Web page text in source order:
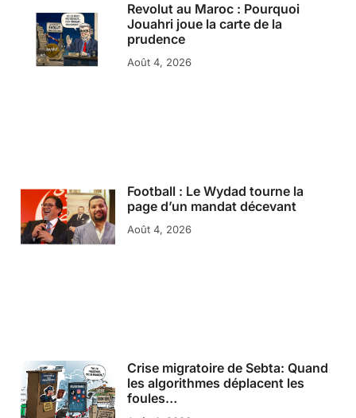
Revolut au Maroc : Pourquoi
Jouahri joue la carte de la
prudence
Août 4, 2026
Football : Le Wydad tourne la
page d’un mandat décevant
Août 4, 2026
Crise migratoire de Sebta: Quand
les algorithmes déplacent les
foules…